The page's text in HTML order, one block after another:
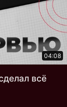
04:08
всё